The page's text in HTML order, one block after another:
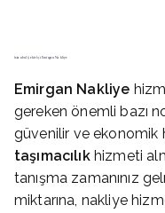
İstanbul Şehir İçi Emirgan Nakliye
Emirgan Nakliye
gereken önemli bazı
güvenilir ve ekonomik
taşımacılıkhizmeti
tanışma zamanınız
miktarına, nakliye